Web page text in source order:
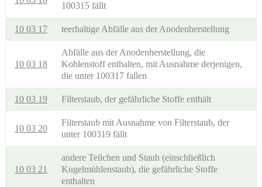
100315 fällt
10 03 17 teerhaltige Abfälle aus der Anodenherstellung
10 03 18
Abfälle aus der Anodenherstellung, die
Kohlenstoff enthalten, mit Ausnahme derjenigen,
die unter 100317 fallen
10 03 19 Filterstaub, der gefährliche Stoffe enthält
10 03 20
Filterstaub mit Ausnahme von Filterstaub, der
unter 100319 fällt
10 03 21
andere Teilchen und Staub (einschließlich
Kugelmühlenstaub), die gefährliche Stoffe
enthalten